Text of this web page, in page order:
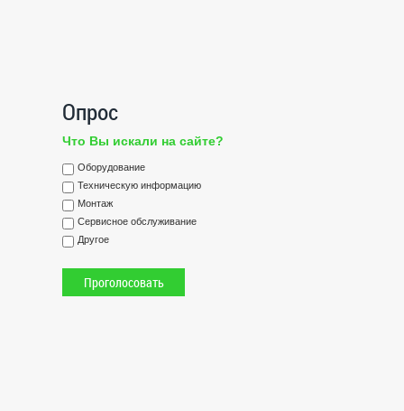
Опрос
Что Вы искали на сайте?
Оборудование
Техническую информацию
Монтаж
Сервисное обслуживание
Другое